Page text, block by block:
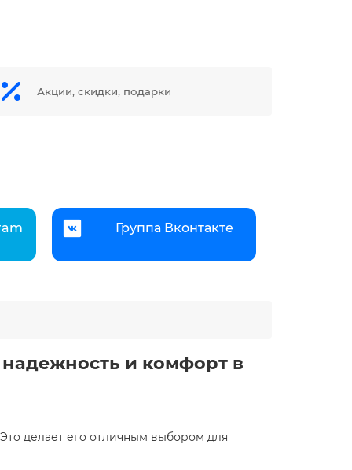
Акции, скидки, подарки
Группа Вконтакте
и комфорт в
делает его отличным выбором для